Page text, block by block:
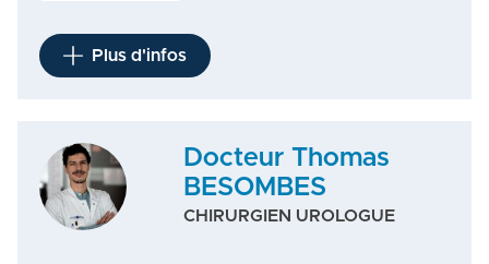
Plus d'infos
Docteur Thomas
BESOMBES
CHIRURGIEN UROLOGUE